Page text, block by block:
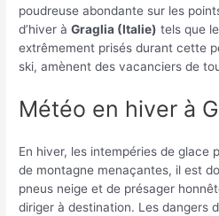
poudreuse abondante sur les
d’hiver àGraglia (Italie) tels que
extrêmement prisés durant cette
ski, amènent des vacanciers de
Météo en hiver à
En hiver, les intempéries de glace
de montagne menaçantes, il est
pneus neige et de présager
diriger à destination. Les dangers